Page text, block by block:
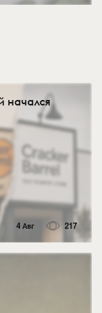
начался
4 Авг 217